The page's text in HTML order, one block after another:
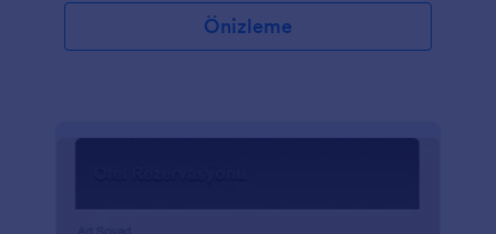
Önizleme